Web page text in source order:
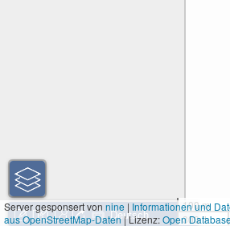
100 m
300 ft
Server gesponsert vonnine|Informationen und
aus OpenStreetMap-Daten| Lizenz:Open